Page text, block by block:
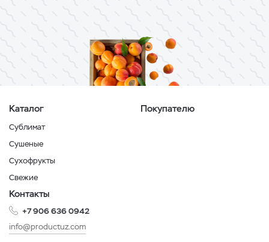
Каталог
Сублимат
Сушеные
Сухофрукты
Свежие
Покупателю
Контакты
+7 906 636 0942
info@productuz.com